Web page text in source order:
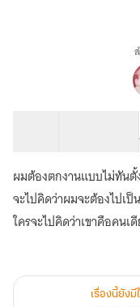
ผมต้องตกงานแบบไม่ทันตั้
จะไปคิดว่าผมจะต้องไปเ
ใครจะไปคิดว่าเขาคือคน
เรื่องนี้ยัง